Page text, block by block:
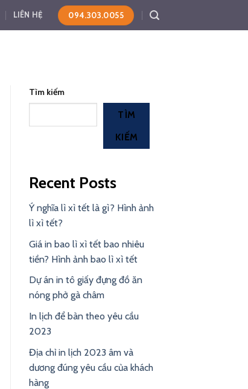
LIÊN HỆ 094.303.0055
Tìm kiếm
TÌM
KIẾM
Recent Posts
Ý nghĩa lì xì tết là gì? Hình ảnh
lì xì tết?
Giá in bao lì xì tết bao nhiêu
tiền? Hình ảnh bao lì xì tết
Dự án in tô giấy đựng đồ ăn
nóng phở gà châm
In lịch để bàn theo yêu cầu
2023
Địa chỉ in lịch 2023 âm và
dương đúng yêu cầu của khách
hàng